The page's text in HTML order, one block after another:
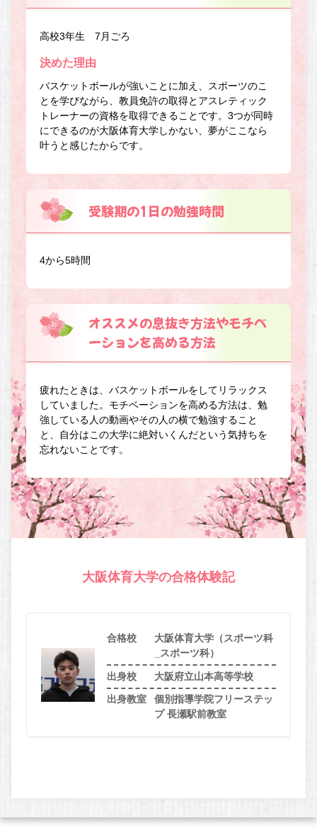
高校3年生 7月ごろ
決めた理由
バスケットボールが強いことに加え、スポーツのこ
とを学びながら、教員免許の取得とアスレティック
トレーナーの資格を取得できることです。3つが同時
にできるのが大阪体育大学しかない、夢がここなら
叶うと感じたからです。
受験期の1日の勉強時間
4から5時間
オススメの息抜き方法やモチベ
ーションを高める方法
疲れたときは、バスケットボールをしてリラックス
していました。モチベーションを高める方法は、勉
強している人の動画やその人の横で勉強すること
と、自分はこの大学に絶対いくんだという気持ちを
忘れないことです。
大阪体育大学の合格体験記
合格校
大阪体育大学（スポーツ科
_スポーツ科）
出身校 大阪府立山本高等学校
出身教室
個別指導学院フリーステッ
プ 長瀬駅前教室